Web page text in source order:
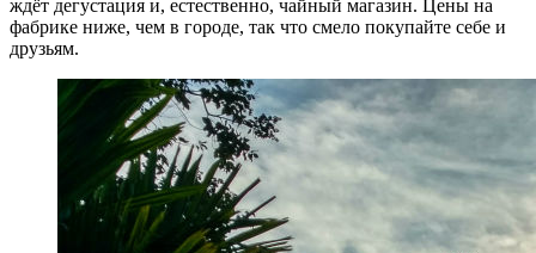
ждёт дегустация и, естественно, чайный магазин. Цены на
фабрике ниже, чем в городе, так что смело покупайте себе и
друзьям.